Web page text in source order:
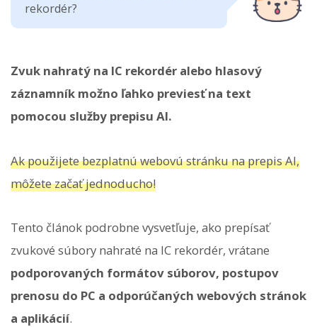
rekordér?
Zvuk nahratý na IC rekordér alebo hlasový
záznamník možno ľahko previesť na text
pomocou služby prepisu AI.
Ak použijete bezplatnú webovú stránku na prepis AI,
môžete začať jednoducho!
Tento článok podrobne vysvetľuje, ako prepísať
zvukové súbory nahraté na IC rekordér, vrátane
podporovaných formátov súborov, postupov
prenosu do PC a odporúčaných webových stránok
a aplikácií.